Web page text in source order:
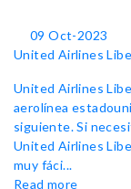
09 Oct-2023
United Airlines
United Airlines
aerolínea
siguiente. Si
United Airlines
muy fáci...
Read more